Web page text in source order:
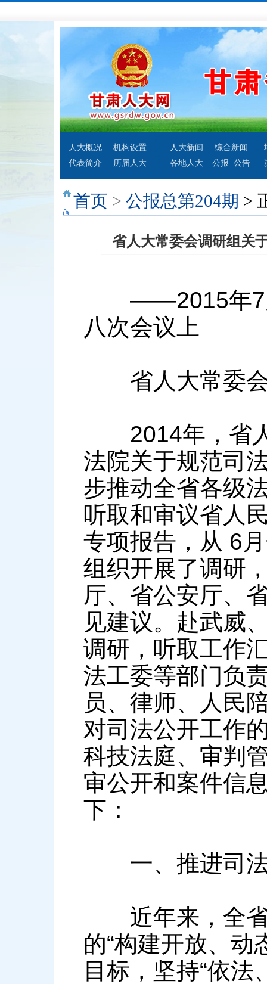
人大概况
机构设置
代表简介
历届人大
人大新闻
综合新闻
各地人大
公报 公告
首页 > 公报总第204期 >
省人大常委会调研组关
——2015年7月
八次会议上
省人大常委
2014年，省人
法院关于规范司
步推动全省各级
听取和审议省人
专项报告，从 6
组织开展了调研
厅、省公安厅、
见建议。赴武威
调研，听取工作
法工委等部门负
员、律师、人民
对司法公开工作
科技法庭、审判
审公开和案件信
下：
一、推进司法
近年来，全省
的“构建开放、动
目标，坚持“依